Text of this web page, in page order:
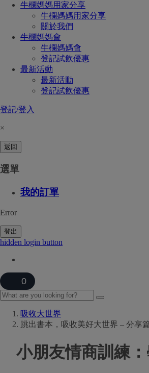
牛欄媽媽用家分享
牛欄媽媽用家分享
關於我們
牛欄媽媽會
牛欄媽媽會
登記試飲優惠
最新活動
最新活動
登記試飲優惠
登記/登入
×
返回
選單
我的訂單
Error
登出
hidden login button
0
吸收大世界
跳出書本，吸收美好大世界 – 分享
小朋友情商訓練